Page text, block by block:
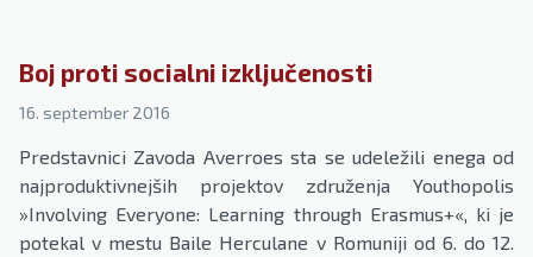
Boj proti socialni izključenosti
16. september 2016
Predstavnici Zavoda Averroes sta se udeležili enega od
najproduktivnejših projektov združenja Youthopolis
»Involving Everyone: Learning through Erasmus+«, ki je
potekal v mestu Baile Herculane v Romuniji od 6. do 12.